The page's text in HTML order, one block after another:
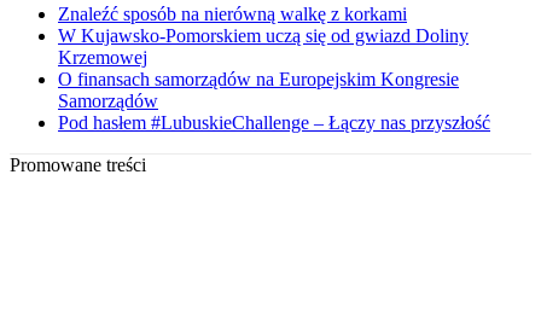
Znaleźć sposób na nierówną walkę z korkami
W Kujawsko-Pomorskiem uczą się od gwiazd Doliny
Krzemowej
O finansach samorządów na Europejskim Kongresie
Samorządów
Pod hasłem #LubuskieChallenge – Łączy nas przyszłość
Promowane treści